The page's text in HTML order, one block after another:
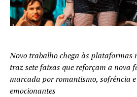
Novo trabalho chega às plataformas
traz sete faixas que reforçam a nova
marcada por romantismo, sofrência
emocionantes